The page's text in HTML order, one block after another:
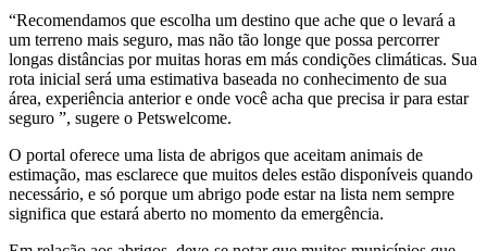
“Recomendamos que escolha um destino que ache que o levará a
um terreno mais seguro, mas não tão longe que possa percorrer
longas distâncias por muitas horas em más condições climáticas. Sua
rota inicial será uma estimativa baseada no conhecimento de sua
área, experiência anterior e onde você acha que precisa ir para estar
seguro ”, sugere o Petswelcome.
O portal oferece uma lista de abrigos que aceitam animais de
estimação, mas esclarece que muitos deles estão disponíveis quando
necessário, e só porque um abrigo pode estar na lista nem sempre
significa que estará aberto no momento da emergência.